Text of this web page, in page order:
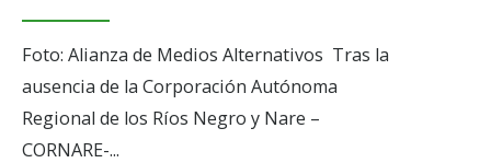
Foto: Alianza de Medios Alternativos Tras la
ausencia de la Corporación Autónoma
Regional de los Ríos Negro y Nare –
CORNARE-...